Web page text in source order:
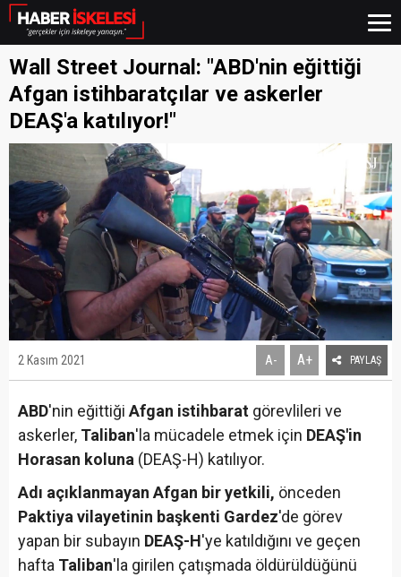
Wall Street Journal: "ABD'nin eğittiği
Afgan istihbaratçılar ve askerler
DEAŞ'a katılıyor!"
2 Kasım 2021 A- A+ PAYLAŞ
ABD'nin eğittiği Afgan istihbarat görevlileri ve
askerler, Taliban'la mücadele etmek için DEAŞ'in
Horasan koluna (DEAŞ-H) katılıyor.
Adı açıklanmayan Afgan bir yetkili, önceden
Paktiya vilayetinin başkenti Gardez'de görev
yapan bir subayın DEAŞ-H'ye katıldığını ve geçen
hafta Taliban'la girilen çatışmada öldürüldüğünü